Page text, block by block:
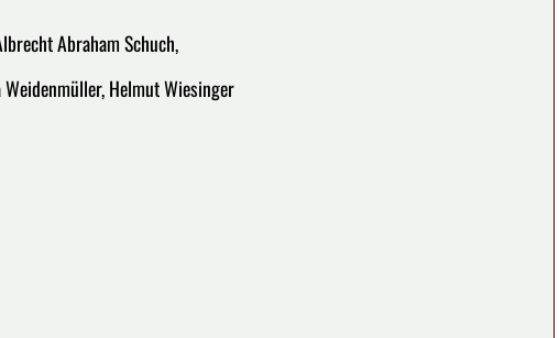
Abraham Schuch,
Weidenmüller, Helmut Wiesinger